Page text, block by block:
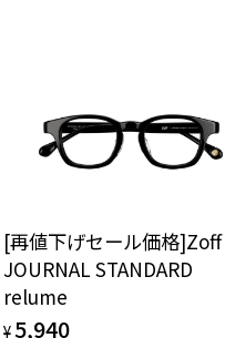
[再値下げセール価格
JOURNAL STANDARD
relume
¥ 5,940